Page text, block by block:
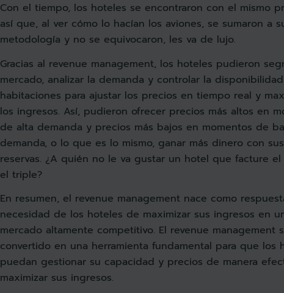
Con el tiempo, los hoteles se encontraron con el mismo
así que, al ver cómo lo hacían los aviones, se sumaron a
metodología y no se equivocaron, les va de lujo.
Gracias al revenue management, los hoteles pudieron
mercado, analizar la demanda y controlar la
habitaciones para ajustar los precios en tiempo real y
los ingresos. Así, pudieron ofrecer precios más altos en
de alta demanda y precios más bajos en momentos de
demanda, o lo que es lo mismo, ganar más dinero con sus
reservas. ¿A quién no le va gustar un hotel que facture
el triple?
En resumen, el revenue management nace como
necesidad de los hoteles de maximizar sus ingresos en
mercado altamente competitivo. El revenue management
convertido en una herramienta fundamental para que los
puedan gestionar su capacidad y precios de manera
maximizar sus ingresos.